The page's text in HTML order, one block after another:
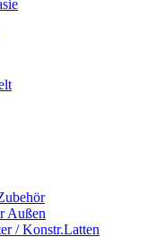
Außen
/ Konstr.Latten